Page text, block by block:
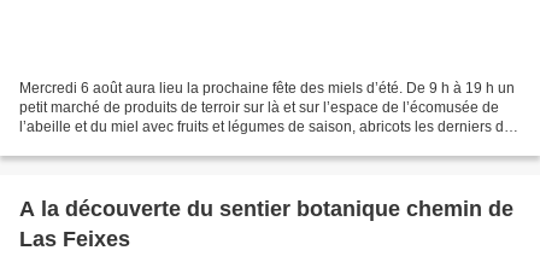
Mercredi 6 août aura lieu la prochaine fête des miels d’été. De 9 h à 19 h un
petit marché de produits de terroir sur là et sur l’espace de l’écomusée de
l’abeille et du miel avec fruits et légumes de saison, abricots les derniers de
A la découverte du sentier botanique chemin de
Las Feixes